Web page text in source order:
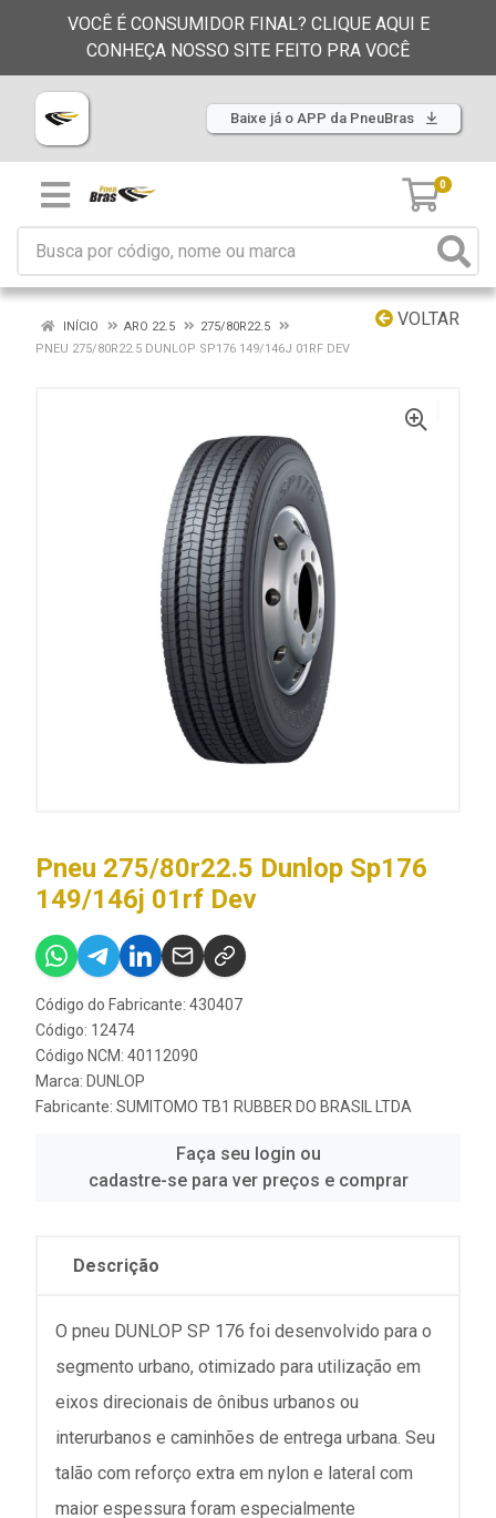
VOCÊ É CONSUMIDOR FINAL? CLIQUE AQUI E
CONHEÇA NOSSO SITE FEITO PRA VOCÊ
Baixe já o APP da PneuBras
0
VOLTAR
INÍCIO ARO 22.5
275/80R22.5
PNEU 275/80R22.5 DUNLOP SP176 149/146J 01RF DEV
Pneu 275/80r22.5 Dunlop Sp176
149/146j 01rf Dev
Código do Fabricante: 430407
Código: 12474
Código NCM: 40112090
Marca: DUNLOP
Fabricante: SUMITOMO TB1 RUBBER DO BRASIL LTDA
Faça seu login ou
cadastre-se para ver preços e comprar
Descrição
O pneu DUNLOP SP 176 foi desenvolvido para o
segmento urbano, otimizado para utilização em
eixos direcionais de ônibus urbanos ou
interurbanos e caminhões de entrega urbana. Seu
talão com reforço extra em nylon e lateral com
maior espessura foram especialmente